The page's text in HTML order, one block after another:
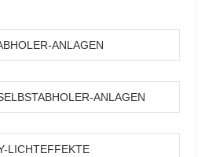
ANLAGEN
ANLAGEN
LICHTEFFEKTE